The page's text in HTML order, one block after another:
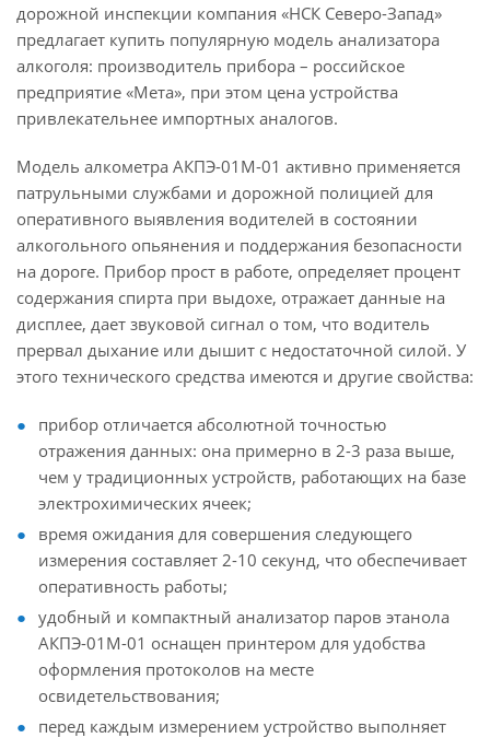
дорожной инспекции компания «НСК Северо-Запад»
предлагает купить популярную модель анализатора
алкоголя: производитель прибора – российское
предприятие «Мета», при этом цена устройства
привлекательнее импортных аналогов.
Модель алкометра АКПЭ-01М-01 активно применяется
патрульными службами и дорожной полицией для
оперативного выявления водителей в состоянии
алкогольного опьянения и поддержания безопасности
на дороге. Прибор прост в работе, определяет процент
содержания спирта при выдохе, отражает данные на
дисплее, дает звуковой сигнал о том, что водитель
прервал дыхание или дышит с недостаточной силой. У
этого технического средства имеются и другие свойства:
прибор отличается абсолютной точностью
отражения данных: она примерно в 2-3 раза выше,
чем у традиционных устройств, работающих на базе
электрохимических ячеек;
время ожидания для совершения следующего
измерения составляет 2-10 секунд, что обеспечивает
оперативность работы;
удобный и компактный анализатор паров этанола
АКПЭ-01М-01 оснащен принтером для удобства
оформления протоколов на месте
освидетельствования;
перед каждым измерением устройство выполняет